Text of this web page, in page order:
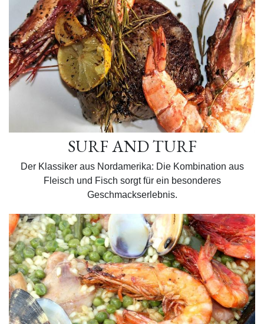
SURF AND TURF
Der Klassiker aus Nordamerika: Die Kombination aus
Fleisch und Fisch sorgt für ein besonderes
Geschmackserlebnis.